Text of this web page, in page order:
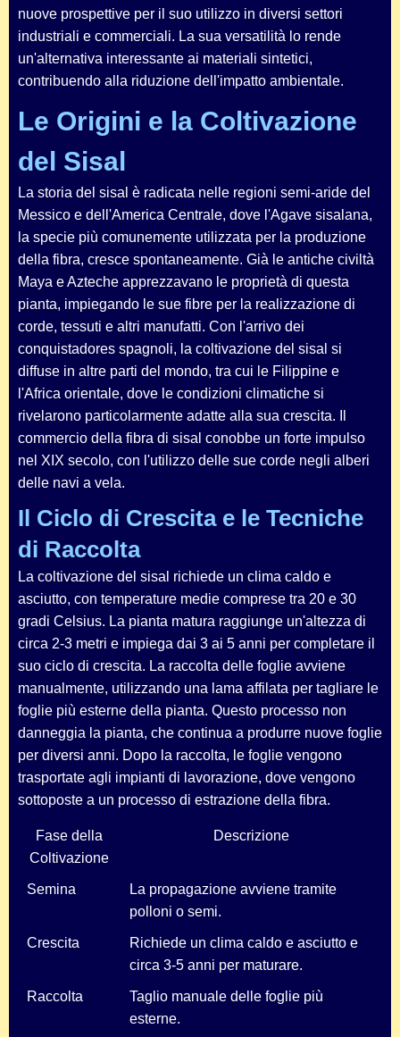
nuove prospettive per il suo utilizzo in diversi settori
industriali e commerciali. La sua versatilità lo rende
un'alternativa interessante ai materiali sintetici,
contribuendo alla riduzione dell'impatto ambientale.
Le Origini e la Coltivazione
del Sisal
La storia del sisal è radicata nelle regioni semi-aride del
Messico e dell'America Centrale, dove l'Agave sisalana,
la specie più comunemente utilizzata per la produzione
della fibra, cresce spontaneamente. Già le antiche civiltà
Maya e Azteche apprezzavano le proprietà di questa
pianta, impiegando le sue fibre per la realizzazione di
corde, tessuti e altri manufatti. Con l'arrivo dei
conquistadores spagnoli, la coltivazione del sisal si
diffuse in altre parti del mondo, tra cui le Filippine e
l'Africa orientale, dove le condizioni climatiche si
rivelarono particolarmente adatte alla sua crescita. Il
commercio della fibra di sisal conobbe un forte impulso
nel XIX secolo, con l'utilizzo delle sue corde negli alberi
delle navi a vela.
Il Ciclo di Crescita e le Tecniche
di Raccolta
La coltivazione del sisal richiede un clima caldo e
asciutto, con temperature medie comprese tra 20 e 30
gradi Celsius. La pianta matura raggiunge un'altezza di
circa 2-3 metri e impiega dai 3 ai 5 anni per completare il
suo ciclo di crescita. La raccolta delle foglie avviene
manualmente, utilizzando una lama affilata per tagliare le
foglie più esterne della pianta. Questo processo non
danneggia la pianta, che continua a produrre nuove foglie
per diversi anni. Dopo la raccolta, le foglie vengono
trasportate agli impianti di lavorazione, dove vengono
sottoposte a un processo di estrazione della fibra.
Fase della
Coltivazione
Descrizione
Semina
La propagazione avviene tramite
polloni o semi.
Crescita
Richiede un clima caldo e asciutto e
circa 3-5 anni per maturare.
Raccolta
Taglio manuale delle foglie più
esterne.